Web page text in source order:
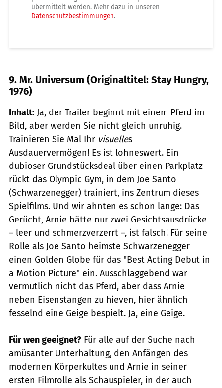
übermittelt werden. Mehr dazu in unseren
Datenschutzbestimmungen.
9. Mr. Universum (Originaltitel: Stay Hungry,
1976)
Inhalt: Ja, der Trailer beginnt mit einem Pferd im
Bild, aber werden Sie nicht gleich unruhig.
Trainieren Sie Mal Ihr visuelles
Ausdauervermögen! Es ist lohneswert. Ein
dubioser Grundstücksdeal über einen Parkplatz
rückt das Olympic Gym, in dem Joe Santo
(Schwarzenegger) trainiert, ins Zentrum dieses
Spielfilms. Und wir ahnten es schon lange: Das
Gerücht, Arnie hätte nur zwei Gesichtsausdrücke
– leer und schmerzverzerrt –, ist falsch! Für seine
Rolle als Joe Santo heimste Schwarzenegger
einen Golden Globe für das "Best Acting Debut in
a Motion Picture" ein. Ausschlaggebend war
vermutlich nicht das Pferd, aber dass Arnie
neben Eisenstangen zu hieven, hier ähnlich
fesselnd eine Geige bespielt. Ja, eine Geige.
Für wen geeignet? Für alle auf der Suche nach
amüsanter Unterhaltung, den Anfängen des
modernen Körperkultes und Arnie in seiner
ersten Filmrolle als Schauspieler, in der auch